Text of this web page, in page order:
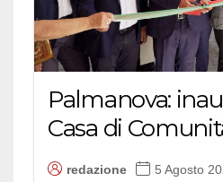
Palmanova:
Casa di
redazione 5 Agosto